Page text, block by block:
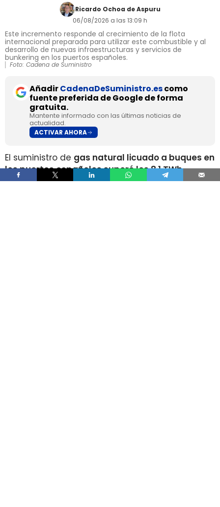
Ricardo Ochoa de Aspuru
06/08/2026 a las 13:09 h
Este incremento responde al crecimiento de la flota
internacional preparada para utilizar este combustible y al
desarrollo de nuevas infraestructuras y servicios de
bunkering en los puertos españoles.
Foto: Cadena de Suministro
AñadirCadenaDeSuministro.escomo
fuente preferida de Google de forma
gratuita.
Mantente informado con las últimas noticias de
actualidad.
ACTIVAR AHORA
El suministro de gas natural licuado a buques en
los puertos españoles superó los 8,1 TWh
durante 2025, un volumen que multiplica por